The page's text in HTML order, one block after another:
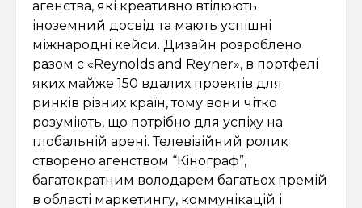
агенства, які креативно втілюють
іноземний досвід та мають успішні
міжнародні кейси. Дизайн розроблено
разом с «Reynolds and Reyner», в портфелі
яких майже 150 вдалих проектів для
ринків різних країн, тому вони чітко
розуміють, що потрібно для успіху на
глобальній арені. Телевізійний ролик
створено агенством “Кінограф”,
багатократним володарем багатьох премій
в області маркетингу, коммунікацій і